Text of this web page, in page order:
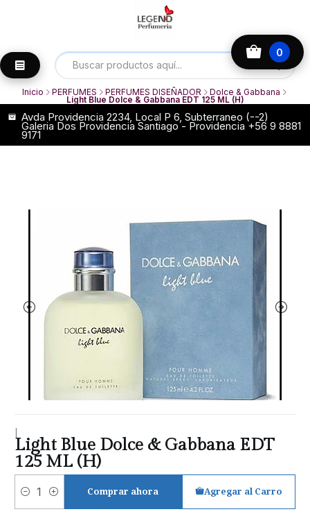
0
Avda Providencia 2234, Local P 6, Subterraneo (--2)
Galeria Dos Providencia Santiago - Providencia +56 9 8881
9171
Inicio PERFUMES PERFUMES DISEÑADOR Dolce & Gabbana
Light Blue Dolce & Gabbana EDT 125 ML (H)
Light Blue Dolce & Gabbana EDT
125 ML (H)
Cantidad
Agregar al Carro
Comprar ahora